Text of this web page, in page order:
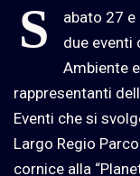
S
abato 27
due eventi
Ambiente
rappresentanti
Eventi che si
Largo Regio
cornice alla